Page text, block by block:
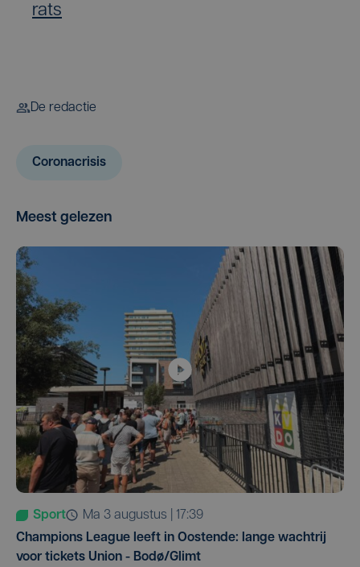
rats
De redactie
Coronacrisis
Meest gelezen
Sport
ma 3 augustus | 17:39
Champions League leeft in Oostende: lange wachtrij
voor tickets Union - Bodø/Glimt